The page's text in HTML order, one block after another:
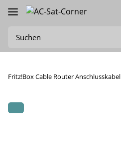
Fritz!Box Cable Router Anschlusskabel